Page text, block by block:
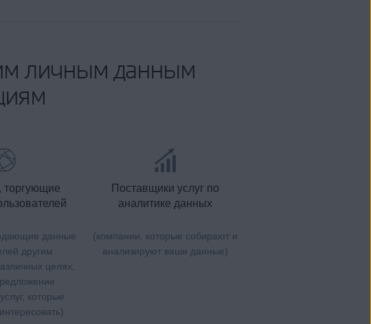
личным данным
торгующие
данные
другим
целях,
которые
Поставщики услуг по
аналитике данных
(компании, которые собирают и
анализируют ваши данные)